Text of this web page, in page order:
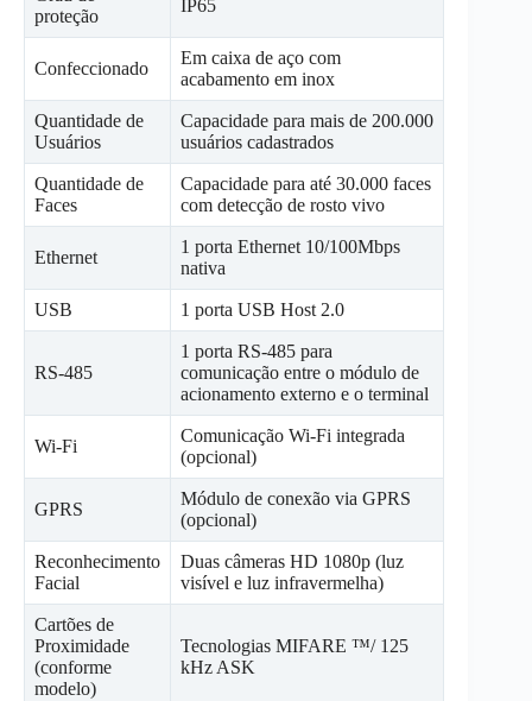
proteção
IP65
Confeccionado
Em caixa de aço com
acabamento em inox
Quantidade de
Usuários
Capacidade para mais de 200.000
usuários cadastrados
Quantidade de
Faces
Capacidade para até 30.000 faces
com detecção de rosto vivo
Ethernet
1 porta Ethernet 10/100Mbps
nativa
USB 1 porta USB Host 2.0
RS-485
1 porta RS-485 para
comunicação entre o módulo de
acionamento externo e o terminal
Wi-Fi
Comunicação Wi-Fi integrada
(opcional)
GPRS
Módulo de conexão via GPRS
(opcional)
Reconhecimento
Facial
Duas câmeras HD 1080p (luz
visível e luz infravermelha)
Cartões de
Proximidade
(conforme
modelo)
Tecnologias MIFARE ™/ 125
kHz ASK